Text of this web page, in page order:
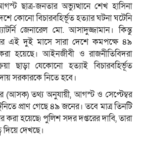
ছাত্র-জনতার অভ্যুত্থানে শেখ হাসিনা
কোনো বিচারবহির্ভূত হত্যার ঘটনা ঘটেনি
জেনারেল মো. আসাদুজ্জামান। কিন্তু
এই দুই মাসে সারা দেশে কমপক্ষে ৪৯
হয়েছে। আইনজীবী ও রাজনীতিবিদরা
ছাড়া যেকোনো হত্যাই বিচারবহির্ভূত
সরকারকে নিতে হবে।
(আসক) তথ্য অনুযায়ী, আগস্ট ও সেপ্টেম্বর
প্রাণ গেছে ৪৯ জনের। তবে মাত্র তিনটি
করা হয়েছে৷ পুলিশ সদর দপ্তরের দাবি, তারা
দিয়ে দেখছে।